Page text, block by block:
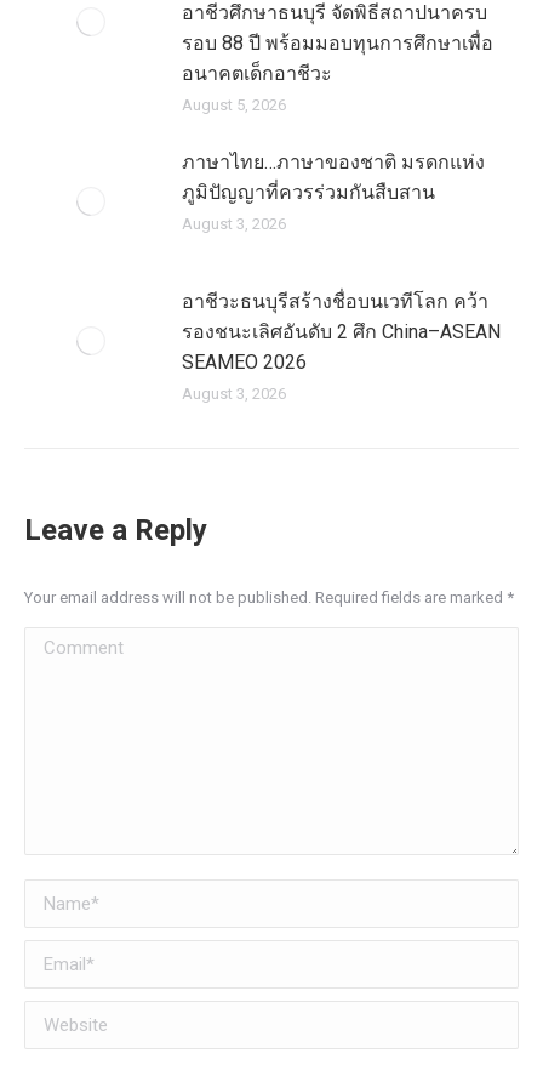
อาชีวศึกษาธนบุรี จัดพิธีสถาปนาครบ
รอบ 88 ปี พร้อมมอบทุนการศึกษาเพื่อ
อนาคตเด็กอาชีวะ
August 5, 2026
ภาษาไทย…ภาษาของชาติ มรดกแห่ง
ภูมิปัญญาที่ควรร่วมกันสืบสาน
August 3, 2026
อาชีวะธนบุรีสร้างชื่อบนเวทีโลก คว้า
รองชนะเลิศอันดับ 2 ศึก China–ASEAN
SEAMEO 2026
August 3, 2026
Leave a Reply
Your email address will not be published. Required fields are marked *
Comment
Name *
Email *
Website